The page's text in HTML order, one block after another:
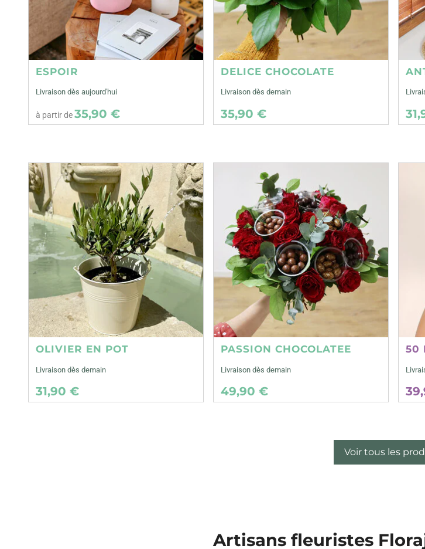
ESPOIR
Livraison dès aujourd'hui
à partir de35,90 €
DELICE CHOCOLATE
Livraison dès demain
35,90 €
OLIVIER EN POT
Livraison dès demain
31,90 €
PASSION CHOCOLATEE
Livraison dès demain
49,90 €
50
Voir tous les
Artisans fleuristes